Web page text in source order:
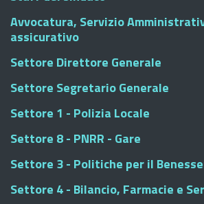
Avvocatura, Servizio
assicurativo
Settore Direttore Generale
Settore Segretario Generale
Settore 1 - Polizia Locale
Settore 8 - PNRR - Gare
Settore 3 - Politiche per il
Settore 4 - Bilancio, Farmacie e